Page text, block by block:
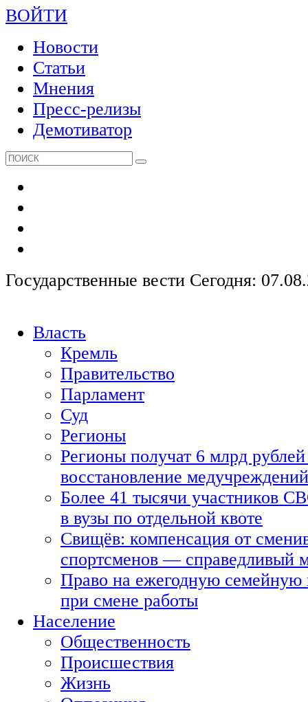
ВОЙТИ
Новости
Статьи
Мнения
Пресс-релизы
Демотиватор
Государственные вести Сегодня:
Власть
Кремль
Правительство
Парламент
Суд
Регионы
Регионы получат 6 млрд рублей
восстановление медучреждений
Более 41 тысячи участников
в вузы по отдельной квоте
Свищёв: компенсация от
спортсменов — справедливый
Право на ежегодную семейную
при смене работы
Население
Общественность
Происшествия
Жизнь